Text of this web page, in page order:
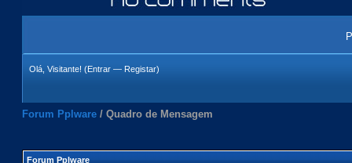
Olá, Visitante! (Entrar — Registar)
Forum Pplware / Quadro de Mensagem
Forum Pplware